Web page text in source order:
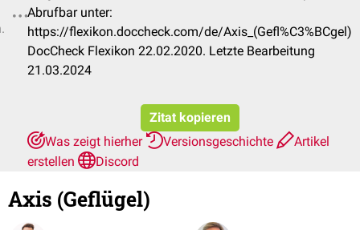
Abrufbar unter:
https://flexikon.doccheck.com/de/Axis_(Gefl%C3%BCgel)
DocCheck Flexikon 22.02.2020. Letzte Bearbeitung
21.03.2024
Zitat kopieren
Was zeigt hierher
Versionsgeschichte
Artikel
erstellen
Discord
Axis (Geflügel)